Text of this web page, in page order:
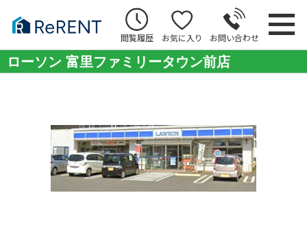
閲覧履歴 お気に入り お問い合わせ
ローソン 富里ファミリータウン前店